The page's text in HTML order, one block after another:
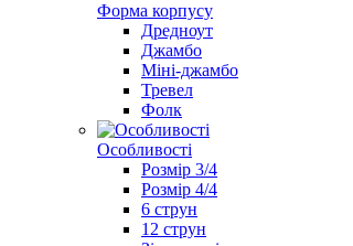
Форма корпусу
Дредноут
Джамбо
Міні-джамбо
Тревел
Фолк
Особливості
Розмір 3/4
Розмір 4/4
6 струн
12 струн